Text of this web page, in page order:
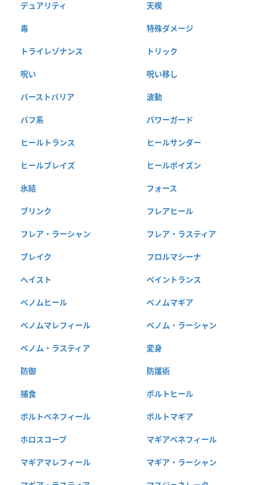
デュアリティ 天楔
毒 特殊ダメージ
トライレゾナンス トリック
呪い 呪い移し
バーストバリア 波動
バフ系 パワーガード
ヒールトランス ヒールサンダー
ヒールブレイズ ヒールポイズン
氷結 フォース
ブリンク フレアヒール
フレア・ラーシャン フレア・ラスティア
ブレイク フロルマシーナ
ヘイスト ペイントランス
ベノムヒール ベノムマギア
ベノムマレフィール ベノム・ラーシャン
ベノム・ラスティア 変身
防御 防護術
捕食 ボルトヒール
ボルトベネフィール ボルトマギア
ホロスコープ マギアベネフィール
マギアマレフィール マギア・ラーシャン